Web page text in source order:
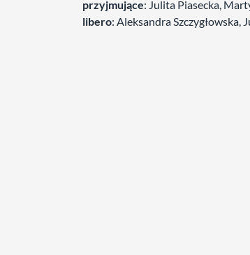
przyjmujące: Julita Piasecka,
libero: Aleksandra Szczygłowska,